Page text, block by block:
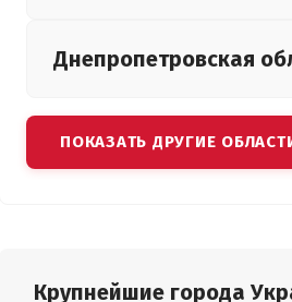
Днепропетровская
ПОКАЗАТЬ ДРУГИЕ
Крупнейшие города